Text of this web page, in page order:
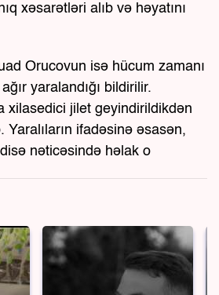
xəsarətləri alıb və həyatını
Orucovun isə hücum zamanı
ağır yaralandığı bildirilir.
xilasedici jilet geyindirildikdən
ifadəsinə əsasən,
nəticəsində həlak o